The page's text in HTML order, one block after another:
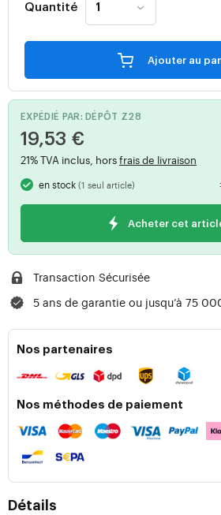
Quantité
Ajouter au
EXPÉDIÉ PAR: DÉPÔT Z28
19,53 €
21% TVA inclus, horsfrais de livraison
en stock(1 seul article)
Acheter cet
Transaction Sécurisée
5 ans de garantie ou jusqu’à 75
Nos partenaires
Nos méthodes de paiement
Détails